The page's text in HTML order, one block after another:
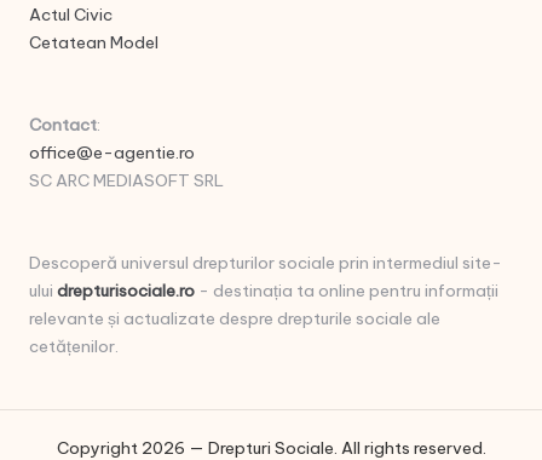
Actul Civic
Cetatean Model
Contact:
office@e-agentie.ro
SC ARC MEDIASOFT SRL
Descoperă universul drepturilor sociale prin intermediul site-
ului drepturisociale.ro - destinația ta online pentru informații
relevante și actualizate despre drepturile sociale ale
cetățenilor.
Copyright 2026 — Drepturi Sociale. All rights reserved.